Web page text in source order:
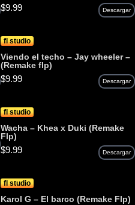
$9.99 Descargar
fl studio
Viendo el techo – Jay wheeler –
(Remake flp)
$9.99 Descargar
fl studio
Wacha – Khea x Duki (Remake
Flp)
$9.99 Descargar
fl studio
Karol G – El barco (Remake Flp)